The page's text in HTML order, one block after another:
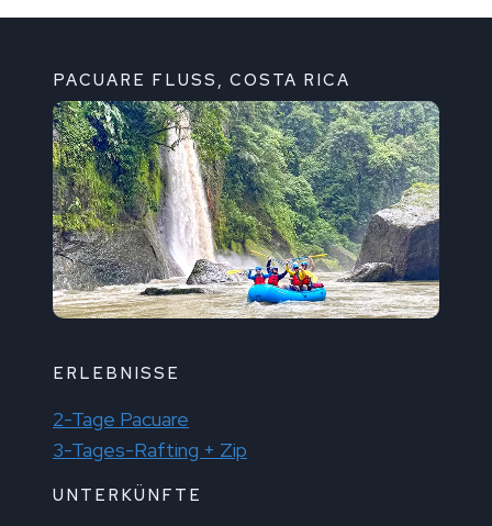
PACUARE FLUSS, COSTA RICA
ERLEBNISSE
2-Tage Pacuare
3-Tages-Rafting + Zip
UNTERKÜNFTE